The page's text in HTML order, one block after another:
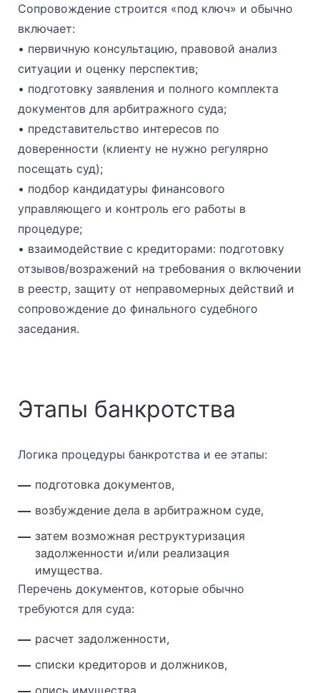
Сопровождение строится «под ключ» и обычно
включает:
• первичную консультацию, правовой анализ
ситуации и оценку перспектив;
• подготовку заявления и полного комплекта
документов для арбитражного суда;
• представительство интересов по
доверенности (клиенту не нужно регулярно
посещать суд);
• подбор кандидатуры финансового
управляющего и контроль его работы в
процедуре;
• взаимодействие с кредиторами: подготовку
отзывов/возражений на требования о включении
в реестр, защиту от неправомерных действий и
сопровождение до финального судебного
заседания.
Этапы банкротства
Логика процедуры банкротства и ее этапы:
подготовка документов,
возбуждение дела в арбитражном суде,
затем возможная реструктуризация
задолженности и/или реализация
имущества.
Перечень документов, которые обычно
требуются для суда:
расчет задолженности,
списки кредиторов и должников,
опись имущества,